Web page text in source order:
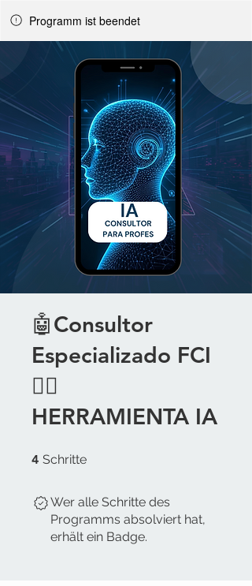
Programm ist beendet
🤖Consultor
Especializado FCI
🏋️‍♂️
HERRAMIENTA IA
4 Schritte
Wer alle Schritte des
Programms absolviert hat,
erhält ein Badge.